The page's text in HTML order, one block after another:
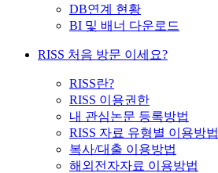
DB연계 현황
BI 및 배너 다운로드
RISS 처음 방문 이세요?
RISS란?
RISS 이용권한
내 관심논문 등록방법
RISS 자료 유형별 이용방법
복사/대출 이용방법
해외전자자료 이용방법